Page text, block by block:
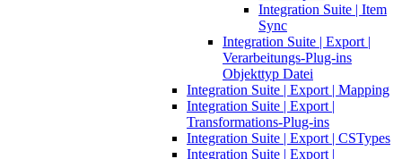
Integration Suite | Item
Sync
Integration Suite | Export |
Verarbeitungs-Plug-ins
Objekttyp Datei
Integration Suite | Export | Mapping
Integration Suite | Export |
Transformations-Plug-ins
Integration Suite | Export | CSTypes
Integration Suite | Export |